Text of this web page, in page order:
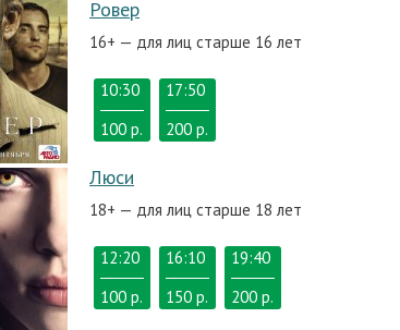
Ровер
16+ — для лиц старше 16 лет
10:30
100 р.
17:50
200 р.
Люси
18+ — для лиц старше 18 лет
12:20
100 р.
16:10
150 р.
19:40
200 р.